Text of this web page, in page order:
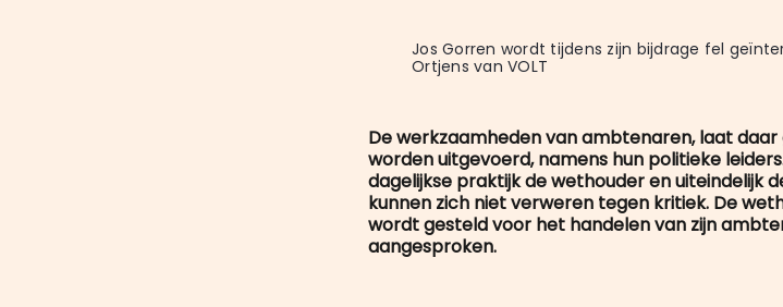
Jos Gorren wordt tijdens zijn bijdrage fel
Ortjens van VOLT
De werkzaamheden van ambtenaren, laat
worden uitgevoerd, namens hun politieke
dagelijkse praktijk de wethouder en uiteindelijk
kunnen zich niet verweren tegen kritiek. De
wordt gesteld voor het handelen van zijn
aangesproken.